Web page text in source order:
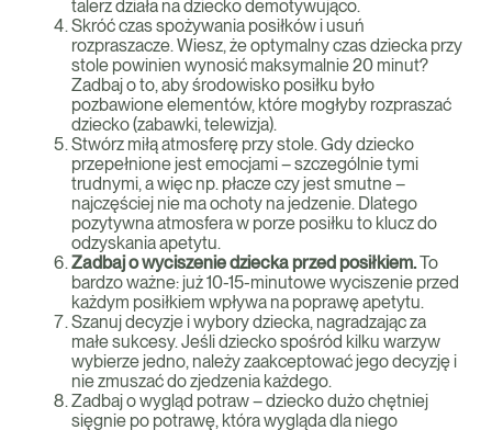
talerz działa na dziecko demotywująco.
Skróć czas spożywania posiłków i usuń
rozpraszacze. Wiesz, że optymalny czas dziecka przy
stole powinien wynosić maksymalnie 20 minut?
Zadbaj o to, aby środowisko posiłku było
pozbawione elementów, które mogłyby rozpraszać
dziecko (zabawki, telewizja).
Stwórz miłą atmosferę przy stole. Gdy dziecko
przepełnione jest emocjami – szczególnie tymi
trudnymi, a więc np. płacze czy jest smutne –
najczęściej nie ma ochoty na jedzenie. Dlatego
pozytywna atmosfera w porze posiłku to klucz do
odzyskania apetytu.
Zadbaj o wyciszenie dziecka przed posiłkiem.To
bardzo ważne: już 10-15-minutowe wyciszenie przed
każdym posiłkiem wpływa na poprawę apetytu.
Szanuj decyzje i wybory dziecka, nagradzając za
małe sukcesy. Jeśli dziecko spośród kilku warzyw
wybierze jedno, należy zaakceptować jego decyzję i
nie zmuszać do zjedzenia każdego.
Zadbaj o wygląd potraw – dziecko dużo chętniej
sięgnie po potrawę, która wygląda dla niego